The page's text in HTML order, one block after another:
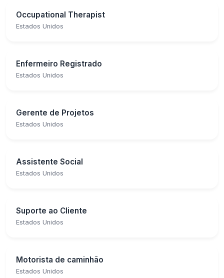
Occupational Therapist
Estados Unidos
Enfermeiro Registrado
Estados Unidos
Gerente de Projetos
Estados Unidos
Assistente Social
Estados Unidos
Suporte ao Cliente
Estados Unidos
Motorista de caminhão
Estados Unidos